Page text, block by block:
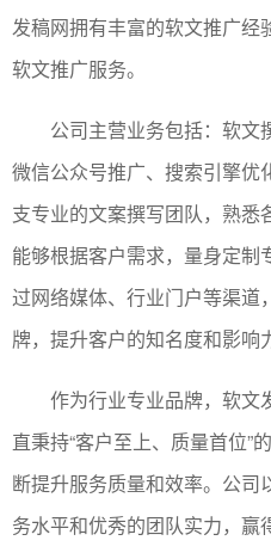
发稿网拥有丰富的软文推广经
软文推广服务。
公司主营业务包括：软文
微信公众号推广、搜索引擎优
支专业的文案撰写团队，熟悉
能够根据客户需求，量身定制
过网络媒体、行业门户等渠道
牌，提升客户的知名度和影响
作为行业专业品牌，软文
直秉持“客户至上、质量首位”
断提升服务质量和效率。公司
务水平和优秀的团队实力，赢